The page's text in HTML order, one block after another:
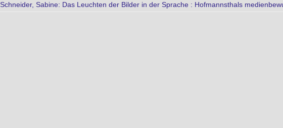
Schneider, Sabine: Das Leuchten der Bilder in der Sprache : Hofmannsthals